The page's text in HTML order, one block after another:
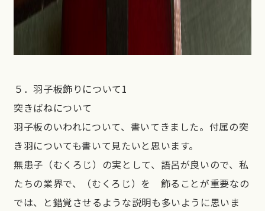
５．羽子板飾りについて1
突きばねについて
羽子板のいわれについて、書いてきました。付属の突
き羽についても書いて見たいと思います。
無患子（むくろじ）の実として、語呂が良いので、私
たちの業界で、（むくろじ）を 飾ることが重要なの
では、と錯覚させるような説明も多いように思いま